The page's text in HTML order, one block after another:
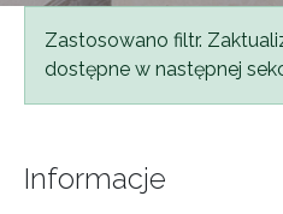
Komunikat
Zastosowano filtr.
dostępne w następnej
Informacje